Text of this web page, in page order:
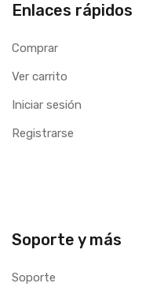
Enlaces rápidos
Comprar
Ver carrito
Iniciar sesión
Registrarse
Soporte y más
Soporte